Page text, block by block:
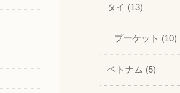
タイ (13)
プーケット (10)
ベトナム (5)